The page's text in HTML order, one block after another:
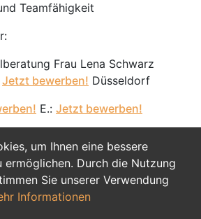
um Ihnen eine bessere
ermöglichen. Durch die Nutzung
Sie unserer Verwendung
Informationen
Teamfähigkeit
Frau Lena Schwarz
Jetzt bewerben! Düsseldorf
E.: Jetzt bewerben!
Bewerben